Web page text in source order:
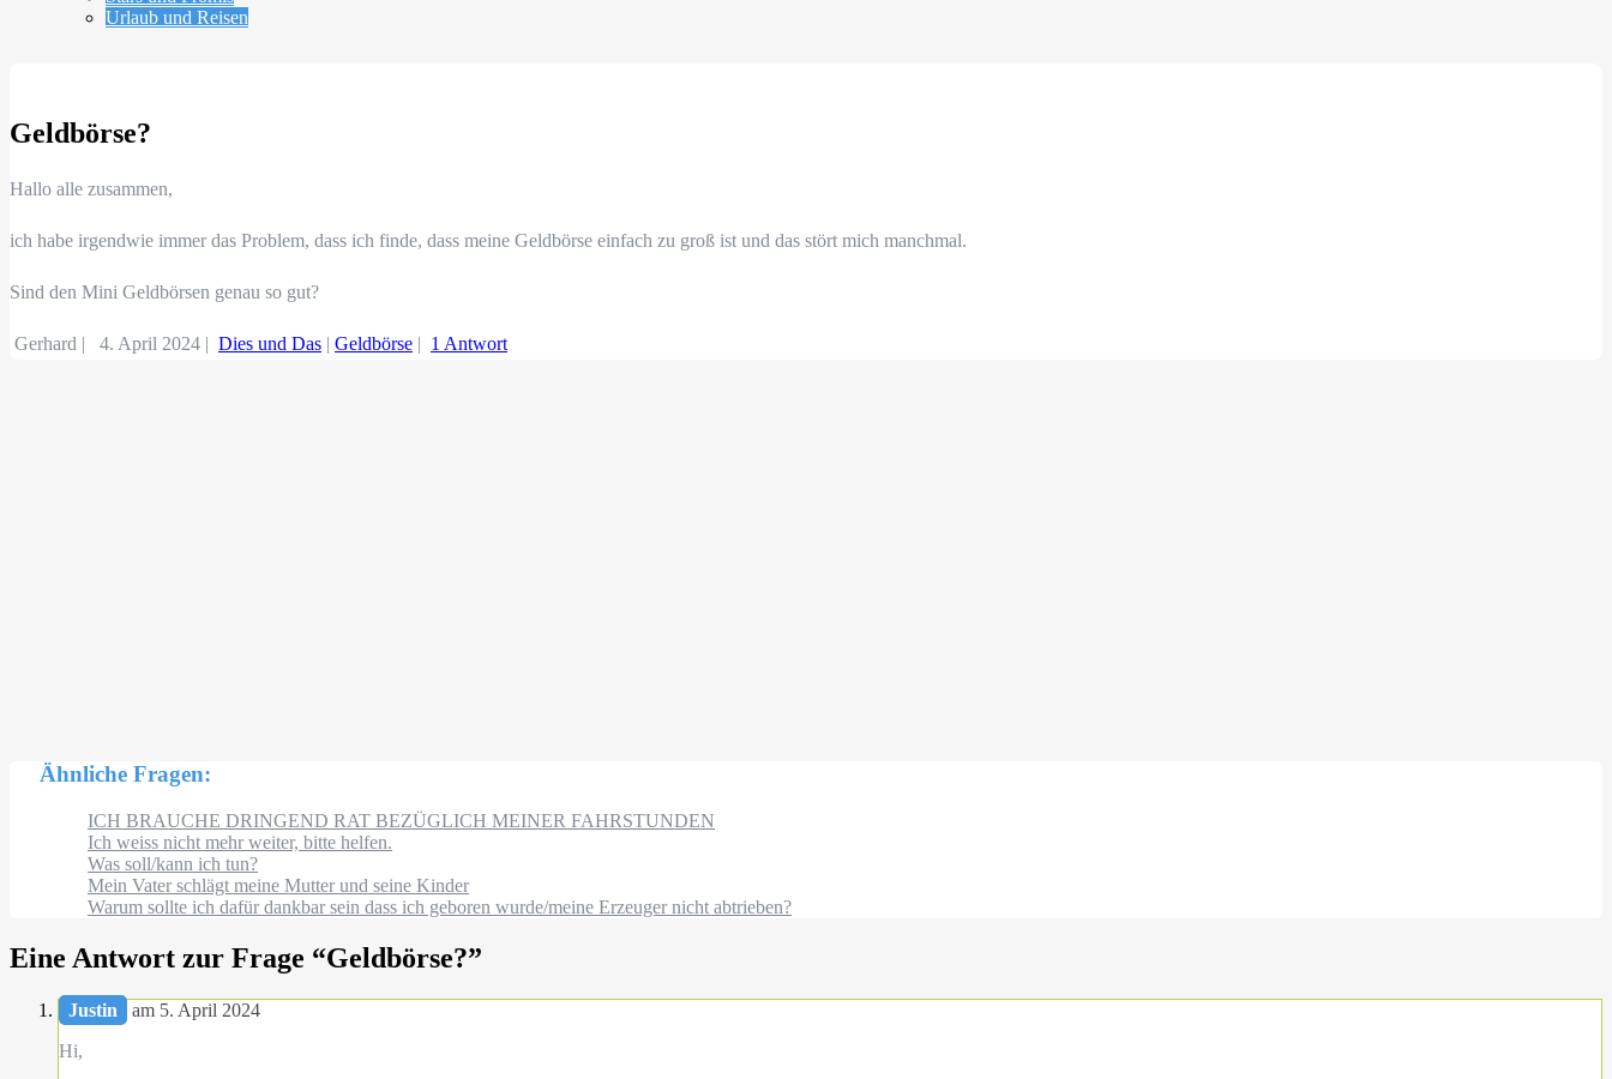
Urlaub und Reisen
Geldbörse?
Hallo alle zusammen,
ich habe irgendwie immer das Problem, dass ich finde, dass meine Geldbörse einfach zu groß ist und das stört mich manchmal.
Sind den Mini Geldbörsen genau so gut?
Gerhard | 4. April 2024 | Dies und Das | Geldbörse | 1 Antwort
Ähnliche Fragen:
ICH BRAUCHE DRINGEND RAT BEZÜGLICH MEINER FAHRSTUNDEN
Ich weiss nicht mehr weiter, bitte helfen.
Was soll/kann ich tun?
Mein Vater schlägt meine Mutter und seine Kinder
Warum sollte ich dafür dankbar sein dass ich geboren wurde/meine Erzeuger nicht abtrieben?
Eine Antwort zur Frage “Geldbörse?”
Justin
am 5. April 2024
Hi,